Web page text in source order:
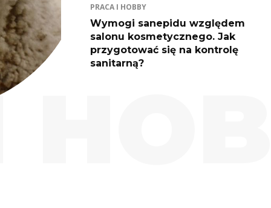
PRACA I HOBBY
Wymogi sanepidu względem
salonu kosmetycznego. Jak
przygotować się na kontrolę
sanitarną?